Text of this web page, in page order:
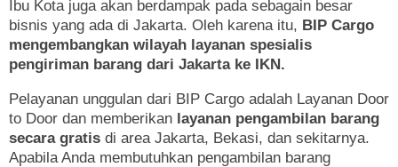
Ibu Kota juga akan berdampak pada sebagain besar
bisnis yang ada di Jakarta. Oleh karena itu, BIP Cargo
mengembangkan wilayah layanan spesialis
pengiriman barang dari Jakarta ke IKN.
Pelayanan unggulan dari BIP Cargo adalah Layanan Door
to Door dan memberikan layanan pengambilan barang
secara gratis di area Jakarta, Bekasi, dan sekitarnya.
Apabila Anda membutuhkan pengambilan barang